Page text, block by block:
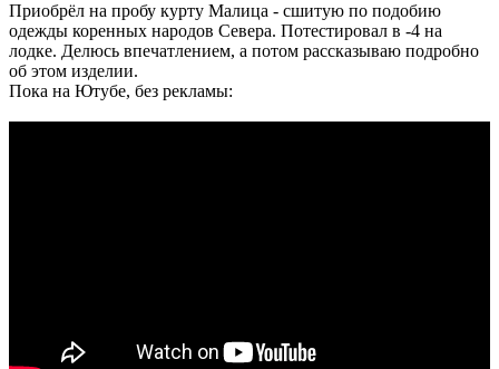
Приобрёл на пробу курту Малица - сшитую по подобию
одежды коренных народов Севера. Потестировал в -4 на
лодке. Делюсь впечатлением, а потом рассказываю подробно
об этом изделии.
Пока на Ютубе, без рекламы: